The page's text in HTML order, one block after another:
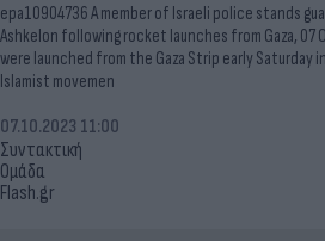
epa10904736 A member of Israeli police stands
Ashkelon following rocket launches from Gaza, 07
were launched from the Gaza Strip early Saturday
Islamist movemen
Συντακτική
Ομάδα
Flash.gr
07.10.2023 11:00